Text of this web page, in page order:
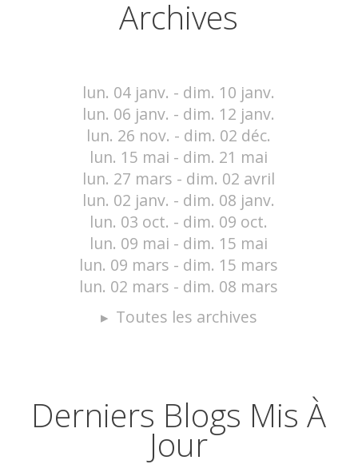
Archives
lun. 04 janv. - dim. 10 janv.
lun. 06 janv. - dim. 12 janv.
lun. 26 nov. - dim. 02 déc.
lun. 15 mai - dim. 21 mai
lun. 27 mars - dim. 02 avril
lun. 02 janv. - dim. 08 janv.
lun. 03 oct. - dim. 09 oct.
lun. 09 mai - dim. 15 mai
lun. 09 mars - dim. 15 mars
lun. 02 mars - dim. 08 mars
Toutes les archives
Derniers Blogs Mis À
Jour